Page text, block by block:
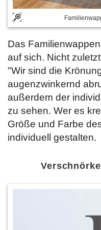
Das
auf sich. Nicht
"Wir sind die
augenzwinkernd
außerdem der
zu sehen. Wer es
Größe und Farbe
individuell gestalten.